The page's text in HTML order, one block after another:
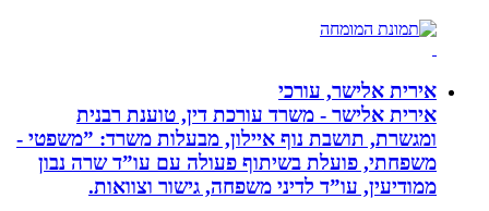
אירית אלישר, עורכי
אירית אלישר - משרד עורכת דין, טוענת רבנית
ומגשרת, תושבת נוף איילון, מבעלות משרד: ”משפטי -
משפחתי, פועלת בשיתוף פעולה עם עו”ד שרה נבון
ממודיעין, עו”ד לדיני משפחה, גישור וצוואות.